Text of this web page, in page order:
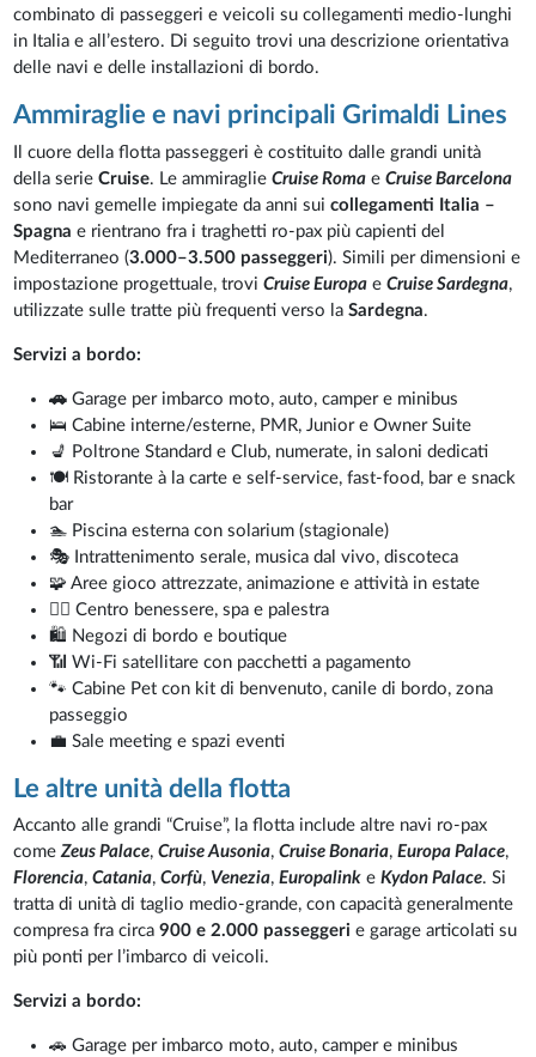
combinato di passeggeri e veicoli su collegamenti medio-lunghi
in Italia e all’estero. Di seguito trovi una descrizione orientativa
delle navi e delle installazioni di bordo.
Ammiraglie e navi principali Grimaldi Lines
Il cuore della flotta passeggeri è costituito dalle grandi unità
della serieCruise. Le ammiraglieCruise Roma eCruise Barcelona
sono navi gemelle impiegate da anni suicollegamenti Italia –
Spagna e rientrano fra i traghetti ro-pax più capienti del
Mediterraneo (3.000–3.500 passeggeri). Simili per dimensioni e
impostazione progettuale, troviCruise Europa eCruise Sardegna,
utilizzate sulle tratte più frequenti verso laSardegna.
Servizi a bordo:
🚗Garage per imbarco moto, auto, camper e minibus
🛌 Cabine interne/esterne, PMR, Junior e Owner Suite
💺 Poltrone Standard e Club, numerate, in saloni dedicati
🍽️ Ristorante à la carte e self-service, fast-food, bar e snack
bar
🏊 Piscina esterna con solarium (stagionale)
🎭 Intrattenimento serale, musica dal vivo, discoteca
🧩 Aree gioco attrezzate, animazione e attività in estate
🧘‍♀️ Centro benessere, spa e palestra
🛍️ Negozi di bordo e boutique
📶 Wi-Fi satellitare con pacchetti a pagamento
🐾 Cabine Pet con kit di benvenuto, canile di bordo, zona
passeggio
💼 Sale meeting e spazi eventi
Le altre unità della flotta
Accanto alle grandi “Cruise”, la flotta include altre navi ro-pax
comeZeus Palace,Cruise Ausonia,Cruise Bonaria,Europa Palace,
Florencia,Catania,Corfù, Venezia,Europalink eKydon Palace. Si
tratta di unità di taglio medio-grande, con capacità generalmente
compresa fra circa900 e 2.000 passeggeri e garage articolati su
più ponti per l’imbarco di veicoli.
Servizi a bordo:
🚗 Garage per imbarco moto, auto, camper e minibus